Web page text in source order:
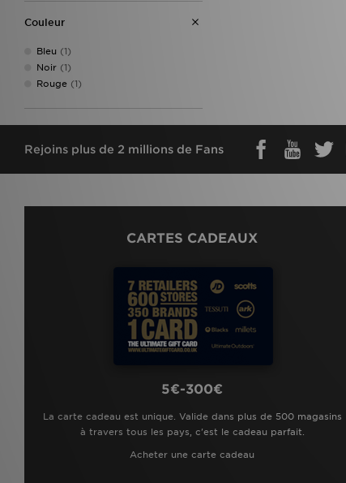
Couleur
Bleu (1)
Noir (1)
Rouge (1)
Rejoins plus de 2 millions de Fans
CARTES CADEAUX
5€-300€
La carte cadeau est unique. Valide dans plus de 500 magasins
à travers tous les pays, c'est le cadeau parfait.
Acheter une carte cadeau